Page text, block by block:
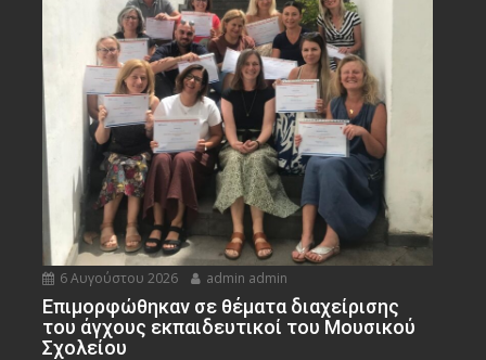
6 Αυγούστου 2026 admin admin
Eπιμορφώθηκαν σε θέματα διαχείρισης
του άγχους εκπαιδευτικοί του Μουσικού
Σχολείου